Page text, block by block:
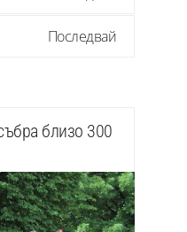
Последвай
близо 300